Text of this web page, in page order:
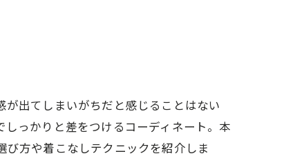
出てしまいがちだと感じることはない
っかりと差をつけるコーディネート。本
方や着こなしテクニックを紹介しま